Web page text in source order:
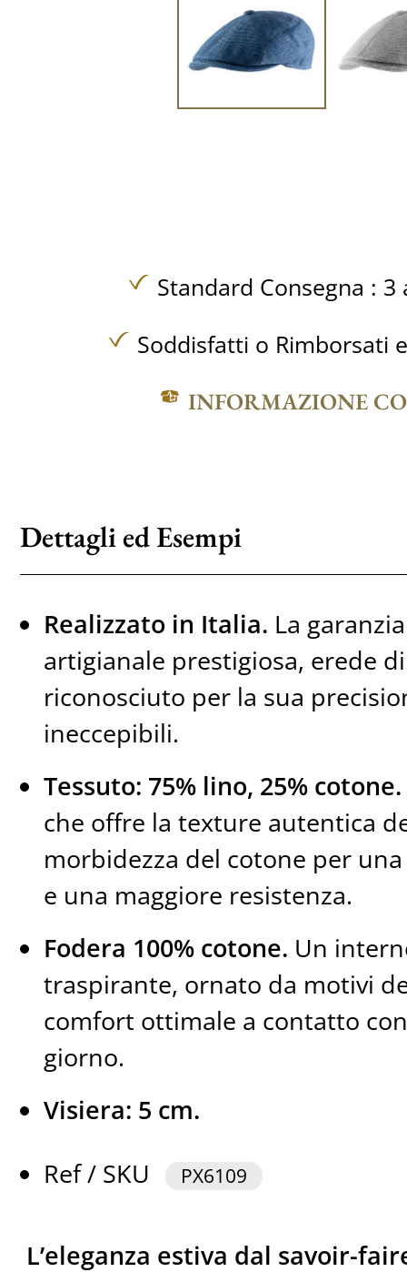
Standard Consegna : 3
Soddisfatti o Rimborsati
INFORMAZIONE
Dettagli ed Esempi
Realizzato in Italia. La
artigianale prestigiosa, erede
riconosciuto per la sua
ineccepibili.
Tessuto: 75% lino, 25% cotone.
che offre la texture autentica
morbidezza del cotone per
e una maggiore resistenza.
Fodera 100% cotone. Un
traspirante, ornato da motivi
comfort ottimale a contatto
giorno.
Visiera: 5 cm.
Ref / SKU
PX6109
L’eleganza estiva dal savoir-